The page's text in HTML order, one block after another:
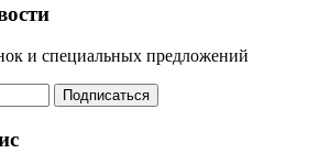
и специальных предложений
Подписаться